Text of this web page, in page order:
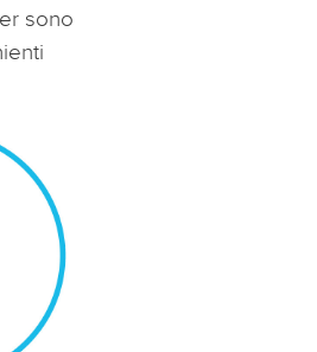
sono